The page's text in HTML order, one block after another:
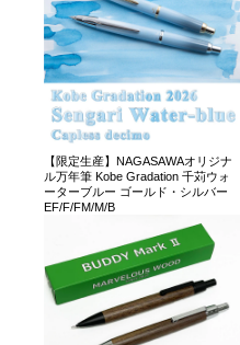
【限定生産】NAGASAWAオリジナ
ル万年筆 Kobe Gradation 千苅ウォ
ーターブルー ゴールド・シルバー
EF/F/FM/M/B